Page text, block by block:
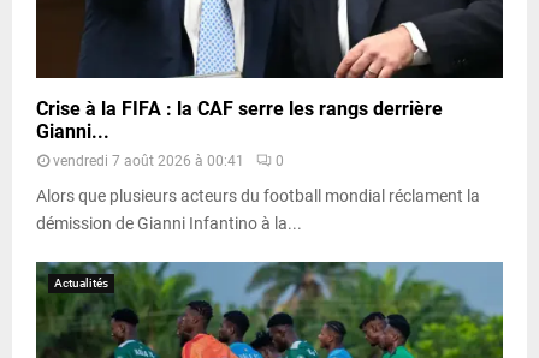
Crise à la FIFA : la CAF serre les rangs derrière
Gianni...
vendredi 7 août 2026 à 00:41 0
Alors que plusieurs acteurs du football mondial réclament la
démission de Gianni Infantino à la...
Actualités